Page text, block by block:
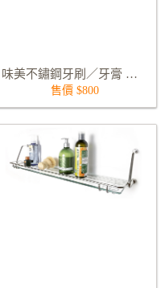
味美不鏽鋼牙刷／牙膏 單漱口杯架 9121S
售價 $800